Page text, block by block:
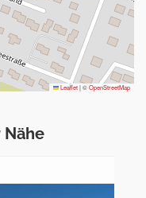
Leaflet|©OpenStreetMap